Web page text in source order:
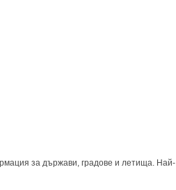
за държави, градове и летища. Най-